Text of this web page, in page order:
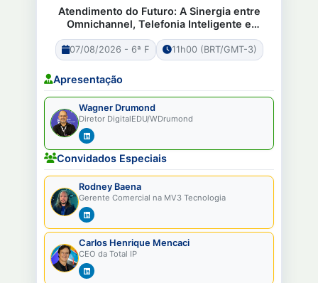
Atendimento do Futuro: A Sinergia entre
Omnichannel, Telefonia Inteligente e
Automação com IA
07/08/2026 - 6ª F 11h00 (BRT/GMT-3)
Apresentação
Wagner Drumond
Diretor DigitalEDU/WDrumond
Convidados Especiais
Rodney Baena
Gerente Comercial na MV3 Tecnologia
Carlos Henrique Mencaci
CEO da Total IP